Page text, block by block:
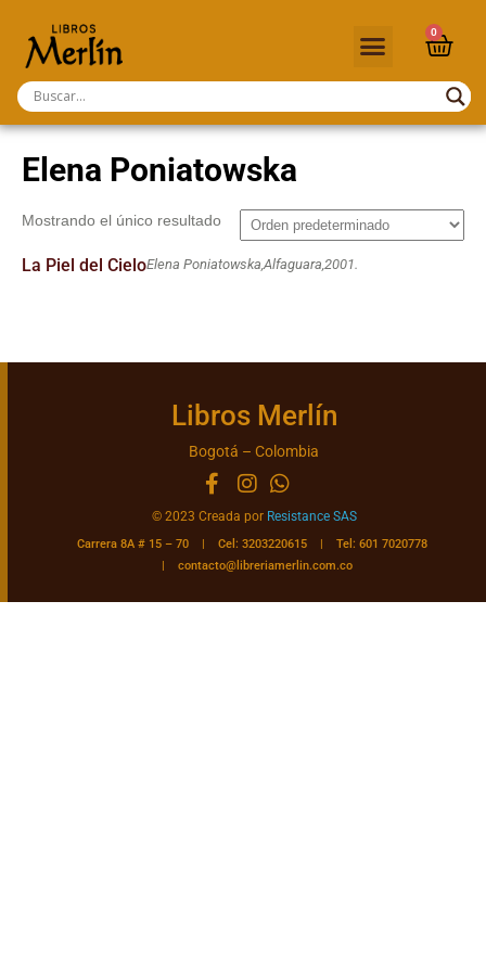
0
Elena Poniatowska
Mostrando el único resultado
La Piel del CieloElena Poniatowska,Alfaguara,2001.
Libros Merlín
Bogotá – Colombia
© 2023 Creada por Resistance SAS
Carrera 8A # 15 – 70 | Cel: 3203220615 | Tel: 601 7020778
|contacto@libreriamerlin.com.co